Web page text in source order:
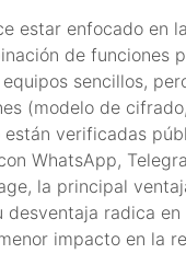
estar enfocado en
de funciones
sencillos,
(modelo de
verificadas
WhatsApp,
la principal
desventaja radica
impacto en la